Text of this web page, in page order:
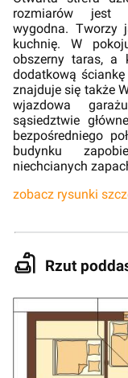
rozmiarów jest
wygodna. Tworzy
kuchnię. W
obszerny taras, a
dodatkową
znajduje się także
wjazdowa
sąsiedztwie
bezpośredniego
budynku
niechcianych
zobacz rysunki
Rzut